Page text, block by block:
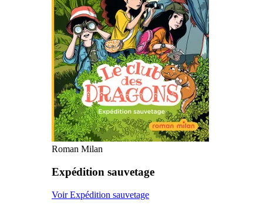
Roman Milan
Expédition sauvetage
Voir Expédition sauvetage